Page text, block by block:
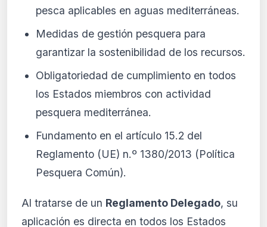
pesca aplicables en aguas mediterráneas.
Medidas de gestión pesquera para
garantizar la sostenibilidad de los recursos.
Obligatoriedad de cumplimiento en todos
los Estados miembros con actividad
pesquera mediterránea.
Fundamento en el artículo 15.2 del
Reglamento (UE) n.º 1380/2013 (Política
Pesquera Común).
Al tratarse de un Reglamento Delegado, su
aplicación es directa en todos los Estados